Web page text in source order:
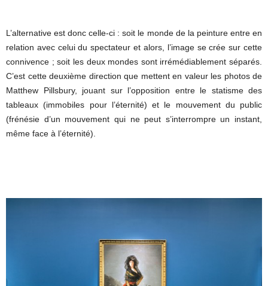
L’alternative est donc celle-ci : soit le monde de la peinture entre en
relation avec celui du spectateur et alors, l’image se crée sur cette
connivence ; soit les deux mondes sont irrémédiablement séparés.
C’est cette deuxième direction que mettent en valeur les photos de
Matthew Pillsbury, jouant sur l’opposition entre le statisme des
tableaux (immobiles pour l’éternité) et le mouvement du public
(frénésie d’un mouvement qui ne peut s’interrompre un instant,
même face à l’éternité).